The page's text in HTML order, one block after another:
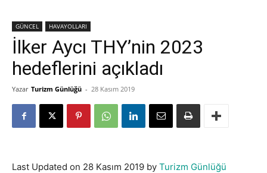
GÜNCEL HAVAYOLLARI
İlker Aycı THY’nin 2023
hedeflerini açıkladı
Yazar Turizm Günlüğü - 28 Kasım 2019
Last Updated on 28 Kasım 2019 by Turizm Günlüğü